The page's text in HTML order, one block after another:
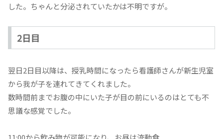
した。ちゃんと分泌されていたかは不明ですが。
2日目
翌日2日目以降は、授乳時間になったら看護師さんが新生児室
から我が子を連れてきてくれました。
数時間前までお腹の中にいた子が目の前にいるのはとても不
思議な感覚でした。